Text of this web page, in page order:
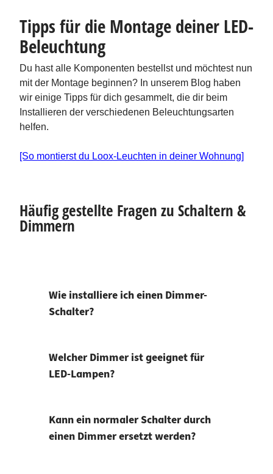
Tipps für die Montage deiner LED-
Beleuchtung
Du hast alle Komponenten bestellst und möchtest nun
mit der Montage beginnen? In unserem Blog haben
wir einige Tipps für dich gesammelt, die dir beim
Installieren der verschiedenen Beleuchtungsarten
helfen.
[So montierst du Loox-Leuchten in deiner Wohnung]
Häufig gestellte Fragen zu Schaltern &
Dimmern
Wie installiere ich einen Dimmer-
Schalter?
Welcher Dimmer ist geeignet für
LED-Lampen?
Kann ein normaler Schalter durch
einen Dimmer ersetzt werden?